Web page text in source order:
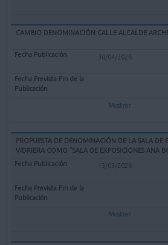
CAMBIO DENOMINACIÓN CALLE ALCALDE
30/04/2026
Mostrar
PROPUESTA DE DENOMINACIÓN DE LA SALA DE
VIDRIERA COMO "SALA DE EXPOSICIONES ANA
13/03/2026
Mostrar